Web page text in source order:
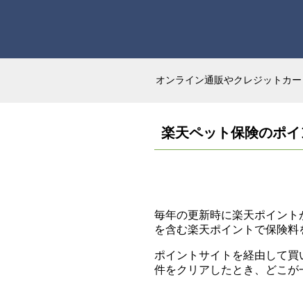
オンライン通販やクレジットカ
楽天ペット保険のポ
毎年の更新時に楽天ポイント
を含む楽天ポイントで保険料
ポイントサイトを経由して
件をクリアしたとき、どこが